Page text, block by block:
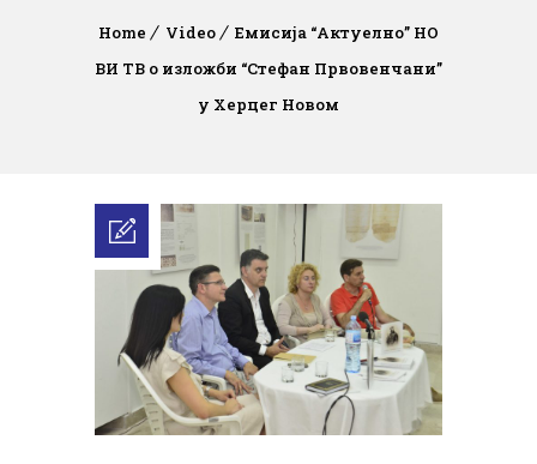
Home Video
Емисија “Актуелно” НО
ВИ ТВ о изложби “Стефан Првовенчани”
у Херцег Новом